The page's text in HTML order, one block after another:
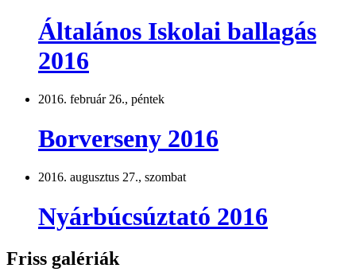
Általános Iskolai ballagás
2016
2016. február 26., péntek
Borverseny 2016
2016. augusztus 27., szombat
Nyárbúcsúztató 2016
Friss galériák